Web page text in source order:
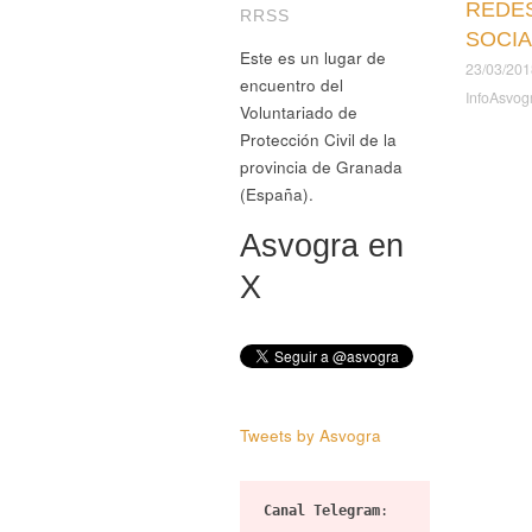
RRSS
Este es un lugar de
encuentro del
Voluntariado de
Protección Civil de la
provincia de Granada
(España).
Asvogra en
X
Tweets by Asvogra
Canal Telegram:
23/03/